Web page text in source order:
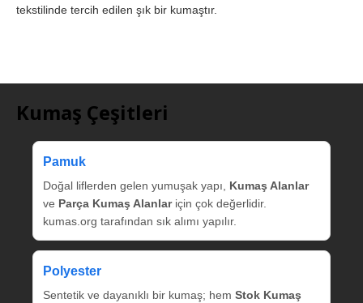
tekstilinde tercih edilen şık bir kumaştır.
Kumaş Çeşitleri
Pamuk
Doğal liflerden gelen yumuşak yapı, Kumaş Alanlar
ve Parça Kumaş Alanlariçin çok değerlidir.
kumas.org tarafından sık alımı yapılır.
Polyester
Sentetik ve dayanıklı bir kumaş; hem Stok Kumaş